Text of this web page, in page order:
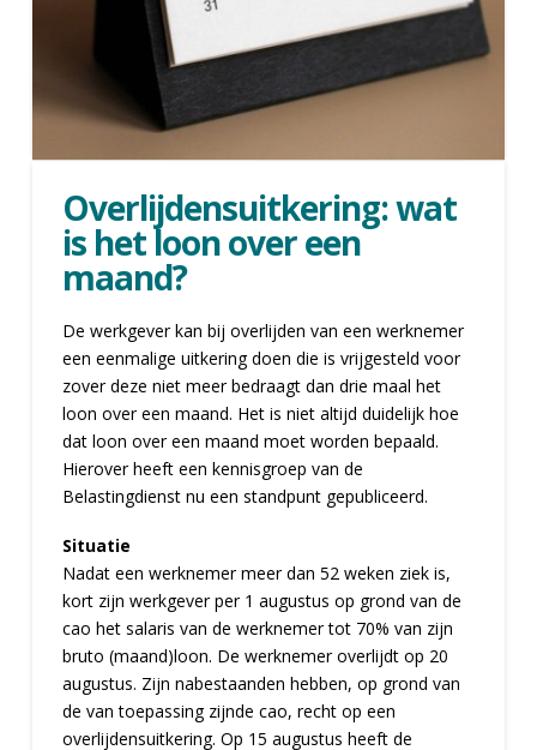
Overlijdensuitkering: wat
is het loon over een
maand?
De werkgever kan bij overlijden van een werknemer
een eenmalige uitkering doen die is vrijgesteld voor
zover deze niet meer bedraagt dan drie maal het
loon over een maand. Het is niet altijd duidelijk hoe
dat loon over een maand moet worden bepaald.
Hierover heeft een kennisgroep van de
Belastingdienst nu een standpunt gepubliceerd.
Situatie
Nadat een werknemer meer dan 52 weken ziek is,
kort zijn werkgever per 1 augustus op grond van de
cao het salaris van de werknemer tot 70% van zijn
bruto (maand)loon. De werknemer overlijdt op 20
augustus. Zijn nabestaanden hebben, op grond van
de van toepassing zijnde cao, recht op een
overlijdensuitkering. Op 15 augustus heeft de